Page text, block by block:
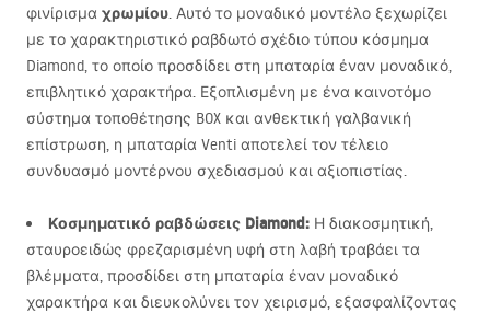
φινίρισμα χρωμίου. Αυτό το μοναδικό μοντέλο ξεχωρίζει
με το χαρακτηριστικό ραβδωτό σχέδιο τύπου κόσμημα
Diamond, το οποίο προσδίδει στη μπαταρία έναν μοναδικό,
επιβλητικό χαρακτήρα. Εξοπλισμένη με ένα καινοτόμο
σύστημα τοποθέτησης BOX και ανθεκτική γαλβανική
επίστρωση, η μπαταρία Venti αποτελεί τον τέλειο
συνδυασμό μοντέρνου σχεδιασμού και αξιοπιστίας.
Κοσμηματικό ραβδώσεις Diamond: Η διακοσμητική,
σταυροειδώς φρεζαρισμένη υφή στη λαβή τραβάει τα
βλέμματα, προσδίδει στη μπαταρία έναν μοναδικό
χαρακτήρα και διευκολύνει τον χειρισμό, εξασφαλίζοντας